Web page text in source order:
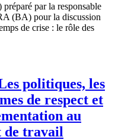
par la responsable
(BA) pour la discussion
de crise : le rôle des
politiques, les
de respect et
au
de travail